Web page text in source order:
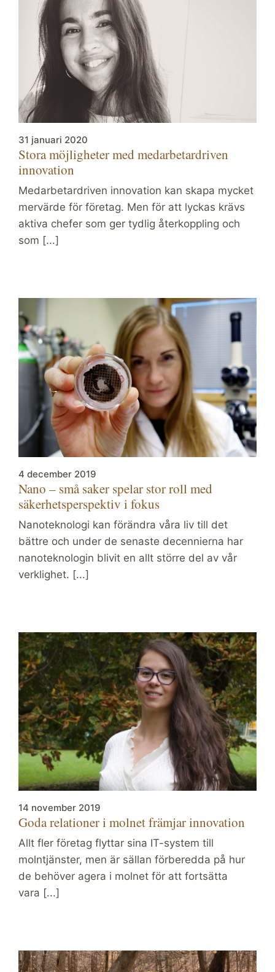
31 januari 2020
Stora möjligheter med medarbetardriven
innovation
Medarbetardriven innovation kan skapa mycket
mervärde för företag. Men för att lyckas krävs
aktiva chefer som ger tydlig återkoppling och
som [...]
4 december 2019
Nano – små saker spelar stor roll med
säkerhetsperspektiv i fokus
Nanoteknologi kan förändra våra liv till det
bättre och under de senaste decennierna har
nanoteknologin blivit en allt större del av vår
verklighet. [...]
14 november 2019
Goda relationer i molnet främjar innovation
Allt fler företag flyttar sina IT-system till
molntjänster, men är sällan förberedda på hur
de behöver agera i molnet för att fortsätta
vara [...]